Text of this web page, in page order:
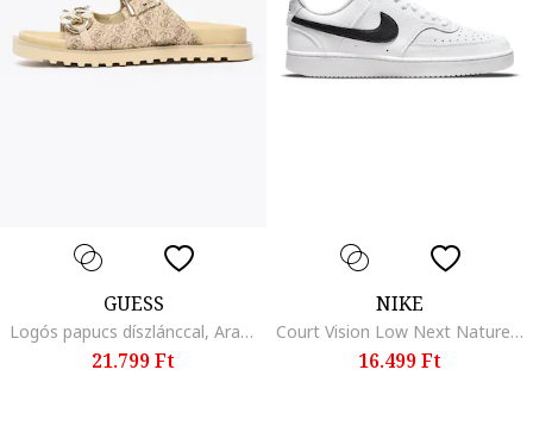
GUESS
Logós papucs díszlánccal, Aranyszín/Világosbarna
21.799 Ft
NIKE
Court Vision Low Next Nature műbőr sneaker, Fehér/Fekete
16.499 Ft